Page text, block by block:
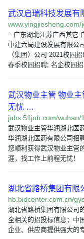
武汉启瑞科技发展有
– 广东湖北江苏广西其它
中建六局建设发展有限公
（集团）公司 2021校园
春季校园招聘; 名企校园
武汉物业主管 物业
无忧 …
jobs.51job.com/wuhan/
武汉物业主管华润湖北医
华润湖北医药有限公司招
您顺利获得武汉物业主管
涯，找工作上前程无忧！
湖北省路桥集团有限
hb.bidcenter.com.cn/
湖北省路桥集团有限公司
全相关的招投标信息；中
企业、供应商提供强大的